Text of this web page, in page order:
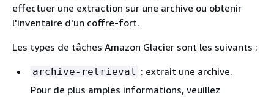
effectuer une extraction sur une archive ou obtenir
l'inventaire d'un coffre-fort.
Les types de tâches Amazon Glacier sont les suivants :
archive-retrieval
: extrait une archive.
Pour de plus amples informations, veuillez